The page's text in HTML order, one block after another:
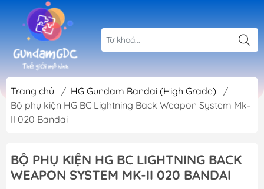
Trang chủ / HG Gundam Bandai (High Grade)
/
Bộ phụ kiện HG BC Lightning Back Weapon System Mk-
II 020 Bandai
BỘ PHỤ KIỆN HG BC LIGHTNING BACK
WEAPON SYSTEM MK-II 020 BANDAI